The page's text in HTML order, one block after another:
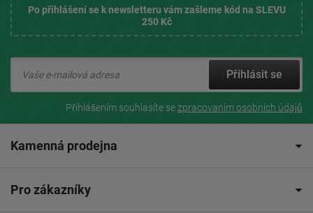
Po přihlášení se k newsletteru vám zašleme kód na SLEVU
250 Kč
Přihlásit se
Přihlášením souhlasíte sezpracovaním osobních údajů
Kamenná prodejna
Pro zákazníky